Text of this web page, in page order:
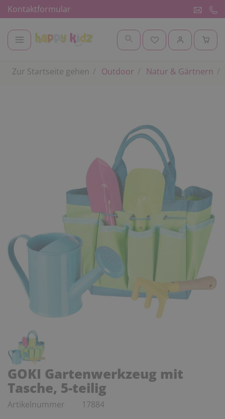
Kontaktformular
Zur Startseite gehen Outdoor Natur & Gärtnern
GOKI Gartenwerkzeug mit
Tasche, 5-teilig
Artikelnummer 17884